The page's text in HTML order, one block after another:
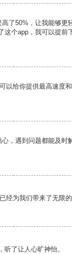
了50%，让我能够更
这个app，我可以提前
以给你提供最高速度
，遇到问题都能及时
经为我们带来了无限的
了让人心旷神怡。